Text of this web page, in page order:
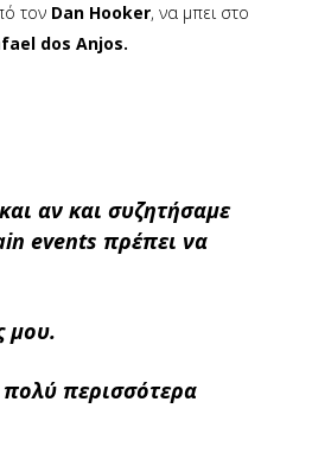
τον Dan Hooker, να μπει στο
dos Anjos.
αν και συζητήσαμε
events πρέπει να
μου.
πολύ περισσότερα